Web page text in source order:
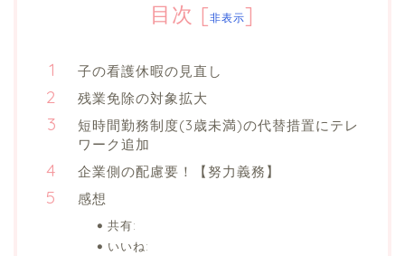
目次 [非表示]
子の看護休暇の見直し
残業免除の対象拡大
短時間勤務制度(3歳未満)の代替措置にテレ
ワーク追加
企業側の配慮要！【努力義務】
感想
共有:
いいね: